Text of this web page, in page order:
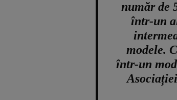
număr de
într-un
modele.
într-un